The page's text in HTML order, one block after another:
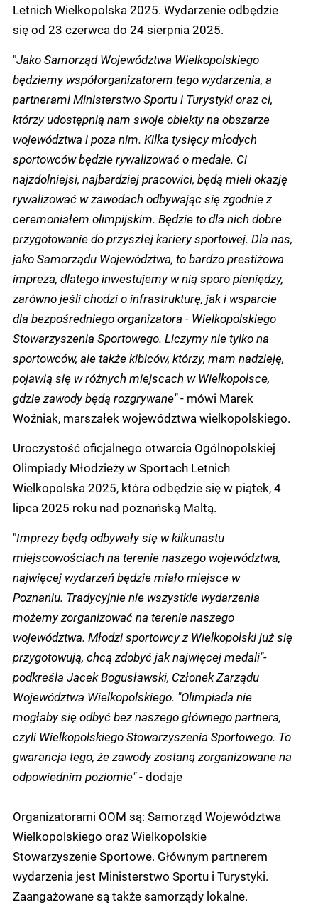
Letnich Wielkopolska 2025. Wydarzenie odbędzie
się od 23 czerwca do 24 sierpnia 2025.
"Jako Samorząd Województwa Wielkopolskiego
będziemy współorganizatorem tego wydarzenia, a
partnerami Ministerstwo Sportu i Turystyki oraz ci,
którzy udostępnią nam swoje obiekty na obszarze
województwa i poza nim. Kilka tysięcy młodych
sportowców będzie rywalizować o medale. Ci
najzdolniejsi, najbardziej pracowici, będą mieli okazję
rywalizować w zawodach odbywając się zgodnie z
ceremoniałem olimpijskim. Będzie to dla nich dobre
przygotowanie do przyszłej kariery sportowej. Dla nas,
jako Samorządu Województwa, to bardzo prestiżowa
impreza, dlatego inwestujemy w nią sporo pieniędzy,
zarówno jeśli chodzi o infrastrukturę, jak i wsparcie
dla bezpośredniego organizatora - Wielkopolskiego
Stowarzyszenia Sportowego. Liczymy nie tylko na
sportowców, ale także kibiców, którzy, mam nadzieję,
pojawią się w różnych miejscach w Wielkopolsce,
gdzie zawody będą rozgrywane"- mówi Marek
Woźniak, marszałek województwa wielkopolskiego.
Uroczystość oficjalnego otwarcia Ogólnopolskiej
Olimpiady Młodzieży w Sportach Letnich
Wielkopolska 2025, która odbędzie się w piątek, 4
lipca 2025 roku nad poznańską Maltą.
"Imprezy będą odbywały się w kilkunastu
miejscowościach na terenie naszego województwa,
najwięcej wydarzeń będzie miało miejsce w
Poznaniu. Tradycyjnie nie wszystkie wydarzenia
możemy zorganizować na terenie naszego
województwa. Młodzi sportowcy z Wielkopolski już się
przygotowują, chcą zdobyć jak najwięcej medali"-
podkreśla Jacek Bogusławski, Członek Zarządu
Województwa Wielkopolskiego. "Olimpiada nie
mogłaby się odbyć bez naszego głównego partnera,
czyli Wielkopolskiego Stowarzyszenia Sportowego. To
gwarancja tego, że zawody zostaną zorganizowane na
odpowiednim poziomie"- dodaje
Organizatorami OOM są: Samorząd Województwa
Wielkopolskiego oraz Wielkopolskie
Stowarzyszenie Sportowe. Głównym partnerem
wydarzenia jest Ministerstwo Sportu i Turystyki.
Zaangażowane są także samorządy lokalne.